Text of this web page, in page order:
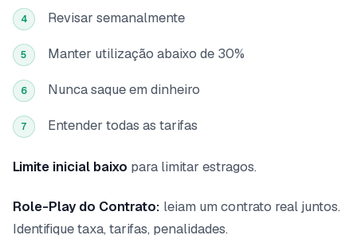
4 Revisar semanalmente
5 Manter utilização abaixo de 30%
6 Nunca saque em dinheiro
7 Entender todas as tarifas
Limite inicial baixo para limitar estragos.
Role-Play do Contrato: leiam um contrato real juntos.
Identifique taxa, tarifas, penalidades.